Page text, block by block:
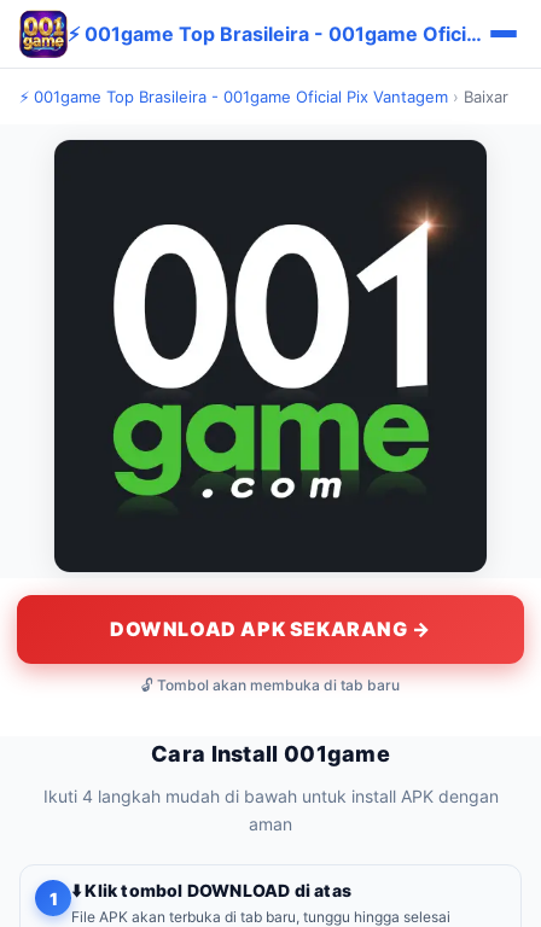
⚡ 001game Top Brasileira - 001game Oficial Pix Vantagem
⚡ 001game Top Brasileira - 001game Oficial Pix Vantagem › Baixar
DOWNLOAD APK SEKARANG →
🔓 Tombol akan membuka di tab baru
Cara Install 001game
Ikuti 4 langkah mudah di bawah untuk install APK dengan
aman
1 ⬇️ Klik tombol DOWNLOAD di atas
File APK akan terbuka di tab baru, tunggu hingga selesai